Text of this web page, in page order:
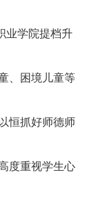
业学院提档升
、困境儿童等
恒抓好师德师
度重视学生心